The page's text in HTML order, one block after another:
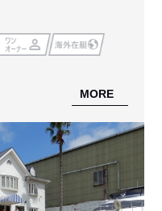
MORE